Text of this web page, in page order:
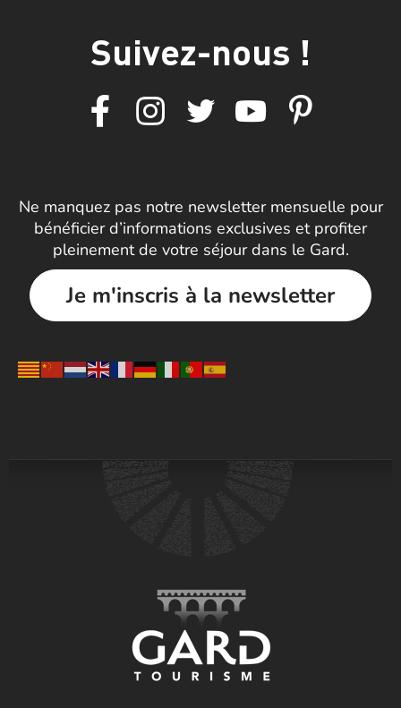
Suivez-nous !
Ne manquez pas notre newsletter mensuelle pour
bénéficier d’informations exclusives et profiter
pleinement de votre séjour dans le Gard.
Je m'inscris à la newsletter